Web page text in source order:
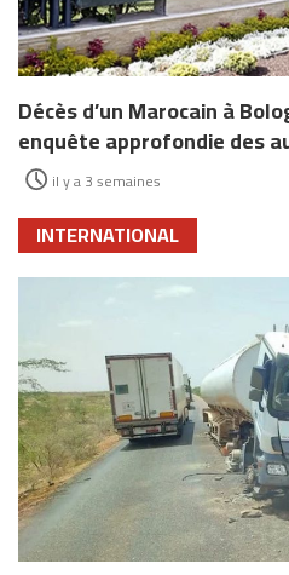
Décès d’un Marocain à
enquête approfondie des
il y a 3 semaines
INTERNATIONAL